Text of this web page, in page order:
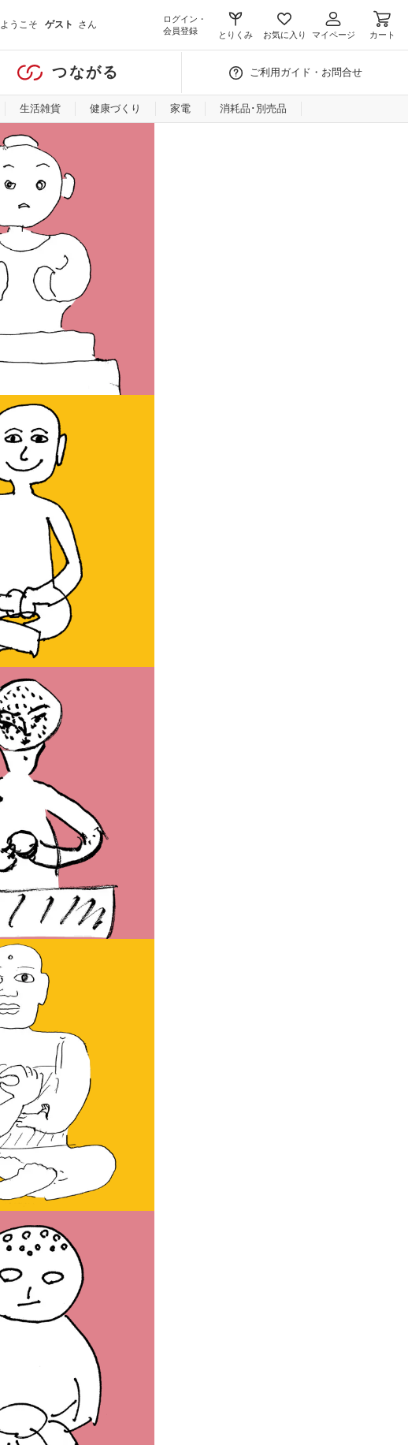
ようこそ ゲスト さん
ログイン・
会員登録
とりくみ お気に入り マイページ カート
つながる ご利用ガイド・お問合せ
生活雑貨 健康づくり 家電 消耗品･別売品